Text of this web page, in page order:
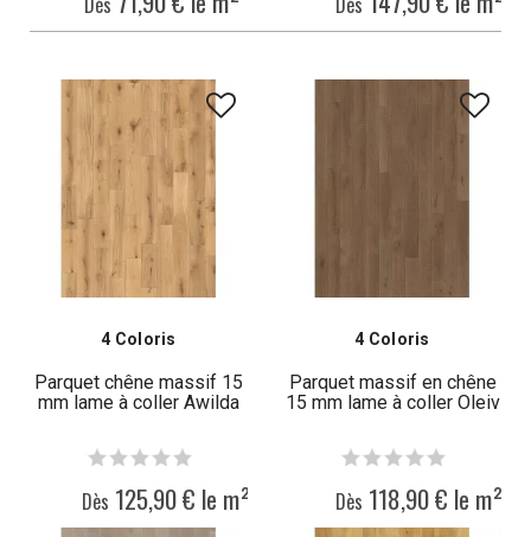
4 Coloris
Parquet chêne massif 15
mm lame à coller Awilda
Dès 125,90 € le m²
4 Coloris
Parquet massif en chêne
15 mm lame à coller Oleiv
Dès 118,90 € le m²